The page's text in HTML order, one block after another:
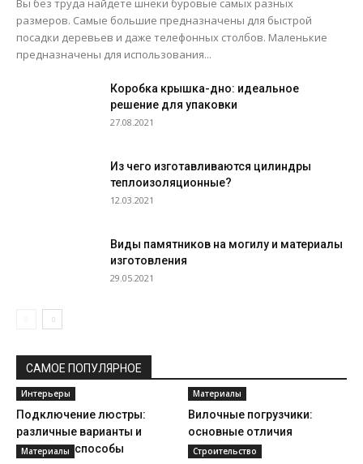
Вы без труда найдете шнеки буровые самых разных
размеров. Самые большие предназначены для быстрой
посадки деревьев и даже телефонных столбов. Маленькие
предназначены для использования...
Коробка крышка-дно: идеальное
решение для упаковки
27.08.2021
Из чего изготавливаются цилиндры
теплоизоляционные?
12.03.2021
Виды памятников на могилу и материалы
изготовления
29.05.2021
САМОЕ ПОПУЛЯРНОЕ
Интерьеры
Подключение люстры:
различные варианты и
основные способы
Материалы
Вилочные погрузчики:
основные отличия
Материалы Строительство